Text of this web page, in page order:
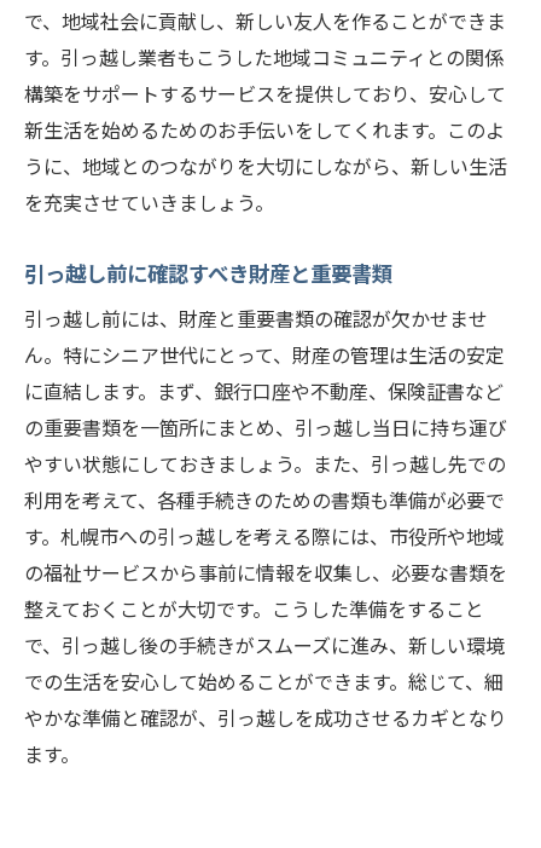
趣味や余暇を楽しむためのサークル
引っ越し後の生活費の管理と節約術
で、地域社会に貢献し、新しい友人を作ることができま
す。引っ越し業者もこうした地域コミュニティとの関係
構築をサポートするサービスを提供しており、安心して
新生活を始めるためのお手伝いをしてくれます。このよ
うに、地域とのつながりを大切にしながら、新しい生活
を充実させていきましょう。
引っ越し前に確認すべき財産と重要書類
引っ越し前には、財産と重要書類の確認が欠かせませ
ん。特にシニア世代にとって、財産の管理は生活の安定
に直結します。まず、銀行口座や不動産、保険証書など
の重要書類を一箇所にまとめ、引っ越し当日に持ち運び
やすい状態にしておきましょう。また、引っ越し先での
利用を考えて、各種手続きのための書類も準備が必要で
す。札幌市への引っ越しを考える際には、市役所や地域
の福祉サービスから事前に情報を収集し、必要な書類を
整えておくことが大切です。こうした準備をすること
で、引っ越し後の手続きがスムーズに進み、新しい環境
での生活を安心して始めることができます。総じて、細
やかな準備と確認が、引っ越しを成功させるカギとなり
ます。